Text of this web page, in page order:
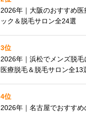
2026年｜大阪のおすすめ医
ック＆脱毛サロン全24選
3位
2026年｜浜松でメンズ脱
医療脱毛＆脱毛サロン全13
4位
2026年｜名古屋でおすすめ